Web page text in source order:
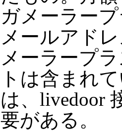
ガメーラー
メールアド
メーラープ
トは含まれ
は、livedoor
要がある。